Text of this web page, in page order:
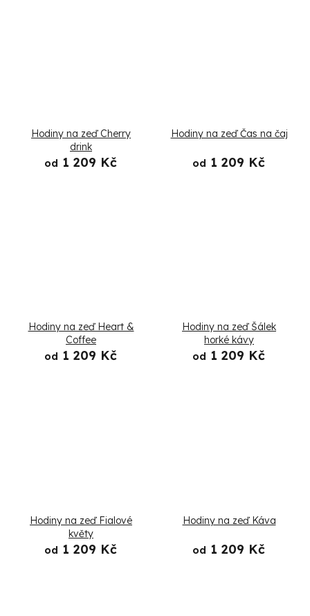
Hodiny na zeď Cherry
drink
od 1 209 Kč
Hodiny na zeď Čas na čaj
od 1 209 Kč
Hodiny na zeď Heart &
Coffee
od 1 209 Kč
Hodiny na zeď Šálek
horké kávy
od 1 209 Kč
Hodiny na zeď Fialové
květy
od 1 209 Kč
Hodiny na zeď Káva
od 1 209 Kč